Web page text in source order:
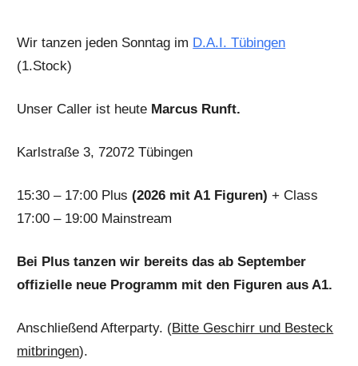
Wir tanzen jeden Sonntag im D.A.I. Tübingen
(1.Stock)
Unser Caller ist heute Marcus Runft.
Karlstraße 3, 72072 Tübingen
15:30 – 17:00 Plus(2026 mit A1 Figuren) + Class
17:00 – 19:00 Mainstream
Bei Plus tanzen wir bereits das ab September
offizielle neue Programm mit den Figuren aus A1.
Anschließend Afterparty. (Bitte Geschirr und Besteck
mitbringen).